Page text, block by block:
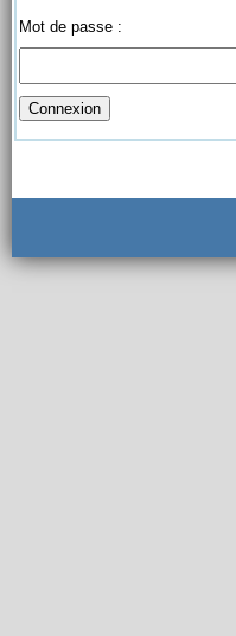
Mot de passe :